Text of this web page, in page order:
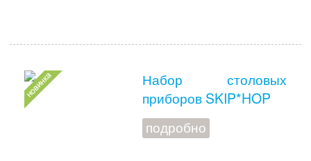
Набор столовых
приборов SKIP*HOP
подробно